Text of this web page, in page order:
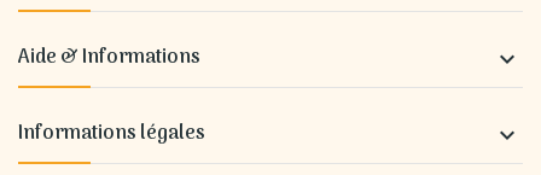
Aide & Informations 
Informations légales 